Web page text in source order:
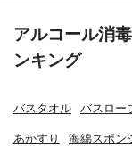
アルコール消
ンキング
バスタオル バスロー
あかすり 海綿スポン